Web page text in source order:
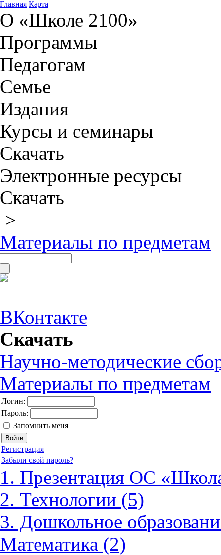
Главная Карта
О «Школе 2100»
Программы
Педагогам
Семье
Издания
Курсы и семинары
Скачать
Электронные ресурсы
Скачать
>
Материалы по предметам
ВКонтакте
Скачать
Научно-методические
Материалы по предметам
Логин:
Пароль:
Запомнить меня
Регистрация
Забыли свой пароль?
1. Презентация ОС
2. Технологии (5)
3. Дошкольное
Математика (2)